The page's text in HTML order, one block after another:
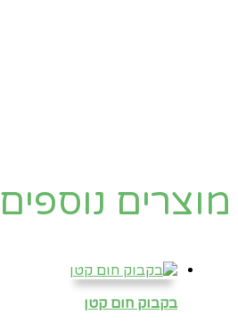
מוצרים נוספים
בקבוק חום קטן